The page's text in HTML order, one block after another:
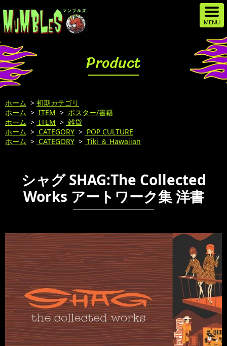
Product
ホーム > 初期カテゴリ
ホーム > ITEM > ポスター/書籍
ホーム > ITEM > 雑貨
ホーム > CATEGORY > POP CULTURE
ホーム > CATEGORY > Tiki ＆ Hawaiian
シャグ SHAG:The Collected
Works アートワーク集 洋書